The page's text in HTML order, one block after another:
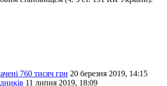
760 тисяч грн 20 березня 2019, 14:15
11 липня 2019, 18:09